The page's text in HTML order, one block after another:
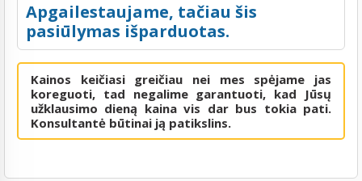
Apgailestaujame, tačiau šis
pasiūlymas išparduotas.
Kainos keičiasi greičiau nei mes spėjame jas
koreguoti, tad negalime garantuoti, kad Jūsų
užklausimo dieną kaina vis dar bus tokia pati.
Konsultantė būtinai ją patikslins.